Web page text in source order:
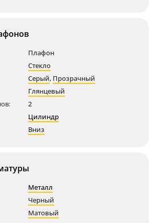
Плафон
Стекло
Серый, Прозрачный
Глянцевый
2
Цилиндр
Вниз
Металл
Черный
Матовый